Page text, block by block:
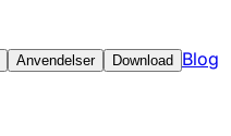
Anvendelser Download Blog